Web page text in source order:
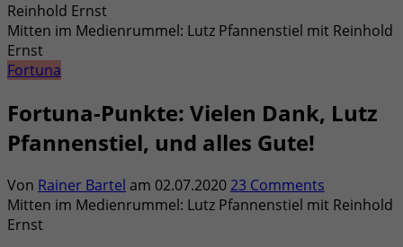
Mitten im Medienrummel: Lutz Pfannenstiel mit Reinhold
Ernst
Fortuna
Fortuna-Punkte: Vielen Dank, Lutz
Pfannenstiel, und alles Gute!
Von Rainer Bartel am 02.07.2020 23 Comments
Mitten im Medienrummel: Lutz Pfannenstiel mit Reinhold
Ernst